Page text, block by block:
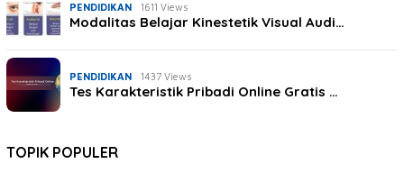
PENDIDIKAN 1611 Views
Modalitas Belajar Kinestetik Visual Audi…
PENDIDIKAN 1437 Views
Tes Karakteristik Pribadi Online Gratis …
TOPIK POPULER